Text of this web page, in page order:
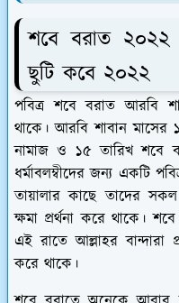
শবে বরাত
ছুটি কবে ২০২২
পবিত্র শবে বরাত আরবি
থাকে। আরবি শাবান মাসের
নামাজ ও ১৫ তারিখ শবে
ধর্মাবলম্বীদের জন্য একটি
তায়ালার কাছে তাদের
ক্ষমা প্রর্থনা করে থাকে।
এই রাতে আল্লাহর বান্দারা
করে থাকে।